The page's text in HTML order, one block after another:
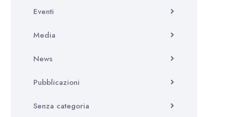
Eventi
Media
News
Pubblicazioni
Senza categoria